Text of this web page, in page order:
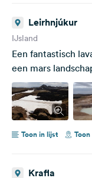
Leirhnjúkur
IJsland
Een fantastisch
een mars
Toon in lijst
Krafla